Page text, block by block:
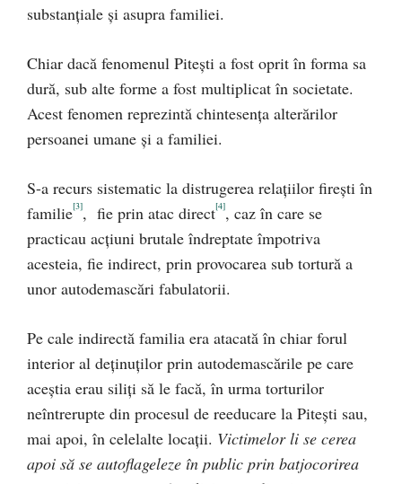
substanţiale şi asupra familiei.
Chiar dacă fenomenul Piteşti a fost oprit în forma sa
dură, sub alte forme a fost multiplicat în societate.
Acest fenomen reprezintă chintesenţa alterărilor
persoanei umane şi a familiei.
S-a recurs sistematic la distrugerea relaţiilor fireşti în
familie[3], fie prin atac direct[4], caz în care se
practicau acţiuni brutale îndreptate împotriva
acesteia, fie indirect, prin provocarea sub tortură a
unor autodemascări fabulatorii.
Pe cale indirectă familia era atacată în chiar forul
interior al deţinuţilor prin autodemascările pe care
aceştia erau siliţi să le facă, în urma torturilor
neîntrerupte din procesul de reeducare la Piteşti sau,
mai apoi, în celelalte locaţii. Victimelor li se cerea
apoi să se autoflageleze în public prin batjocorirea